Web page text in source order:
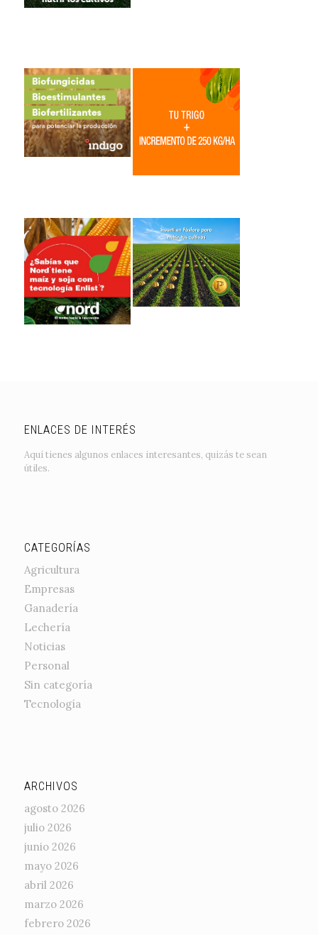
ENLACES DE INTERÉS
Aquí tienes algunos enlaces interesantes, quizás te sean
útiles.
CATEGORÍAS
Agricultura
Empresas
Ganadería
Lechería
Noticias
Personal
Sin categoría
Tecnología
ARCHIVOS
agosto 2026
julio 2026
junio 2026
mayo 2026
abril 2026
marzo 2026
febrero 2026